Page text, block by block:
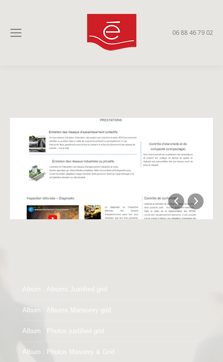
06 88 46 79 02
Album : Albums Justified grid
Album : Albums Mansonry grid
Album : Photos justified grid
Album : Photos Masonry & Grid